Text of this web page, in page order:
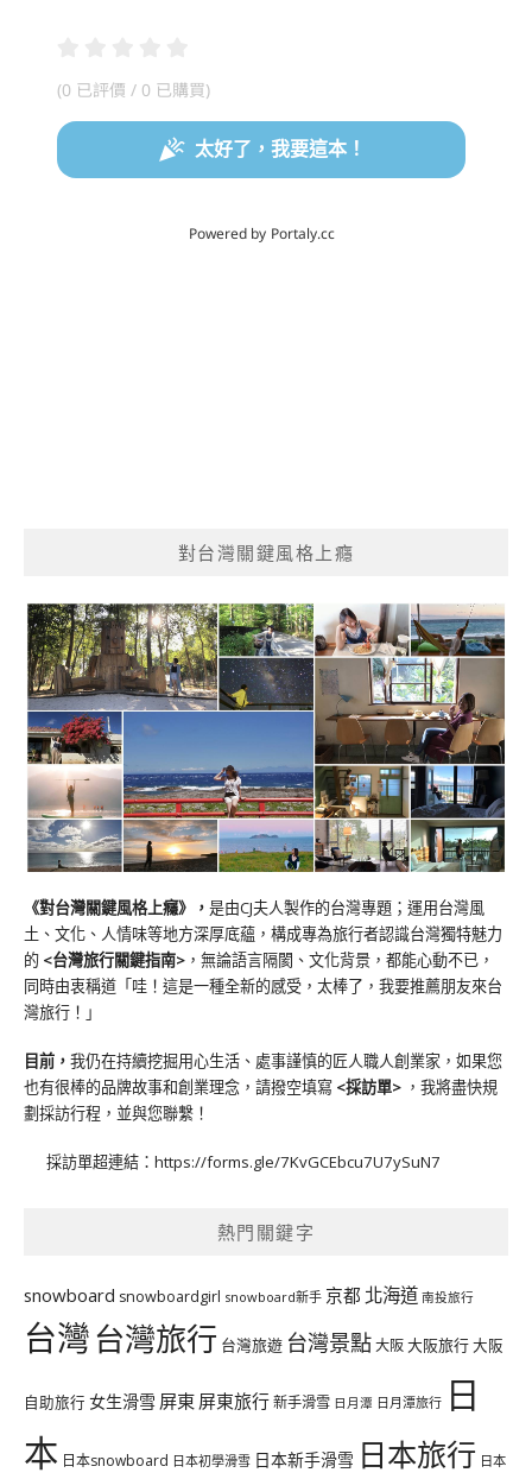
對台灣關鍵風格上癮
《對台灣關鍵風格上癮》 ， 是由CJ夫人製作的台灣專題；運用台灣風
土、文化、人情味等地方深厚底蘊，構成專為旅行者認識台灣獨特魅力
的 <台灣旅行關鍵指南> ，無論語言隔閡、文化背景，都能心動不已，
同時由衷稱道「哇！這是一種全新的感受，太棒了，我要推薦朋友來台
灣旅行！」
目前， 我仍在持續挖掘用心生活、處事謹慎的匠人職人創業家，如果您
也有很棒的品牌故事和創業理念，請撥空填寫 <採訪單> ，我將盡快規
劃採訪行程，並與您聯繫！
採訪單超連結： https://forms.gle/7KvGCEbcu7U7ySuN7
熱門關鍵字
snowboard snowboardgirl snowboard新手 京都 北海道 南投旅行
台灣台灣旅行 台灣旅遊 台灣景點大阪大阪旅行大阪
自助旅行 女生滑雪 屏東 屏東旅行新手滑雪 日月潭 日月潭旅行 日
本 日本snowboard 日本初學滑雪 日本新手滑雪 日本旅行 日本